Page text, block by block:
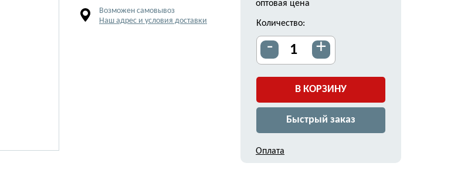
Возможен самовывоз
Наш адрес и условия доставки
оптовая цена
Количество:
- +
В КОРЗИНУ
Быстрый заказ
Оплата